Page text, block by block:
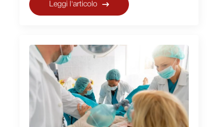
Leggi l'articolo